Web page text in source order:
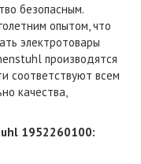
безопасным.
опытом, что
электротовары
производятся
соответствуют всем
качества,
1952260100: